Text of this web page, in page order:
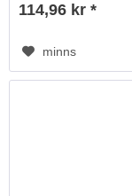
114,96 kr *
minns